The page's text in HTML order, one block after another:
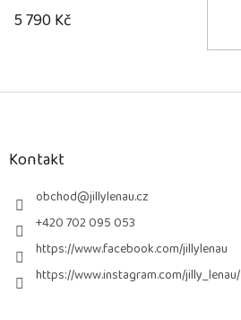
5 790 Kč
Z
Kontakt
obchod@jillylenau.cz
+420 702 095 053
https://www.facebook.com/jillylenau
https://www.instagram.com/jilly_lenau/